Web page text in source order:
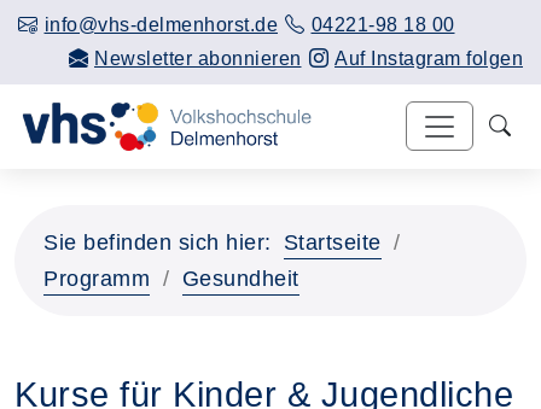
info@vhs-delmenhorst.de
04221-98 18 00
Newsletter abonnieren
Auf Instagram folgen
Sie befinden sich hier:
Startseite
Programm
Gesundheit
Kurse für Kinder & Jugendliche